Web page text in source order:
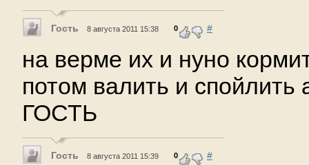
Гость 8 августа 2011 15:38 0 #
на верме их и нуно
потом валить и
ГОСТЬ
Гость 8 августа 2011 15:39 0 #